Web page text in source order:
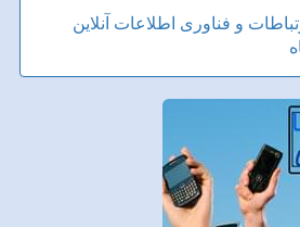
و فناوری اطلاعات آنلاین